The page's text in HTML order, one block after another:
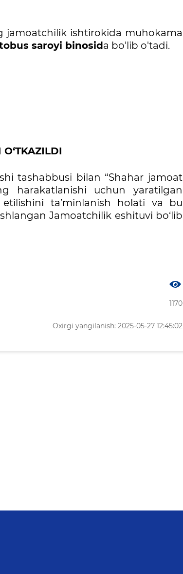
jamoatchilik ishtirokida muhokama
saroyi binosida bo'lib o'tadi.
tashabbusi bilan “Shahar jamoat
harakatlanishi uchun yaratilgan
ta’minlanish holati va bu
Jamoatchilik eshituvi bo‘lib
1170
Oxirgi yangilanish: 2025-05-27 12:45:02